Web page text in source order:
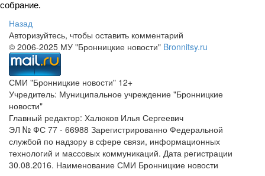
собрание.
Назад
Авторизуйтесь, чтобы оставить комментарий
© 2006-2025 МУ "Бронницкие новости" Bronnitsy.ru
СМИ "Бронницкие новости" 12+
Учредитель: Муниципальное учреждение "Бронницкие
новости"
Главный редактор: Халюков Илья Сергеевич
ЭЛ № ФС 77 - 66988 Зарегистрированно Федеральной
службой по надзору в сфере связи, информационных
технологий и массовых коммуникаций. Дата регистрации
30.08.2016. Наименование СМИ Бронницкие новости